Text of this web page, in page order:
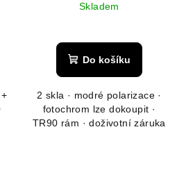
Skladem
Do košíku
2 skla · modré polarizace ·
fotochrom lze dokoupit ·
TR90 rám · doživotní záruka